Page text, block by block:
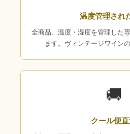
温度管理され
全商品、温度・湿度を管理した
ます。ヴィンテージワイン
🚚
クール便